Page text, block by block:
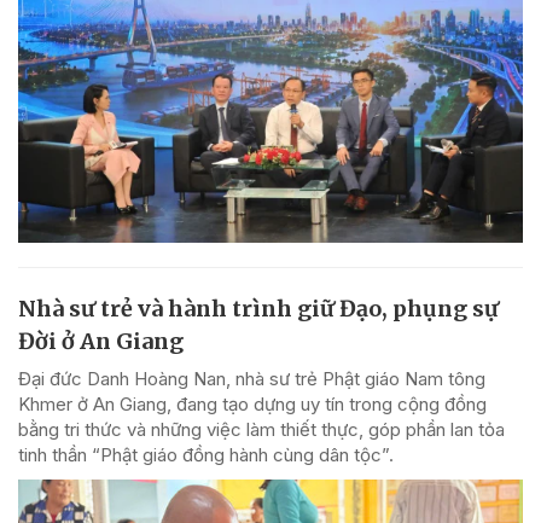
Nhà sư trẻ và hành trình giữ Đạo, phụng sự
Đời ở An Giang
Đại đức Danh Hoàng Nan, nhà sư trẻ Phật giáo Nam tông
Khmer ở An Giang, đang tạo dựng uy tín trong cộng đồng
bằng tri thức và những việc làm thiết thực, góp phần lan tỏa
tinh thần “Phật giáo đồng hành cùng dân tộc”.